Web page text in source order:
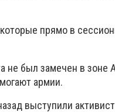
прямо в
не был замечен в зоне
армии.
выступили